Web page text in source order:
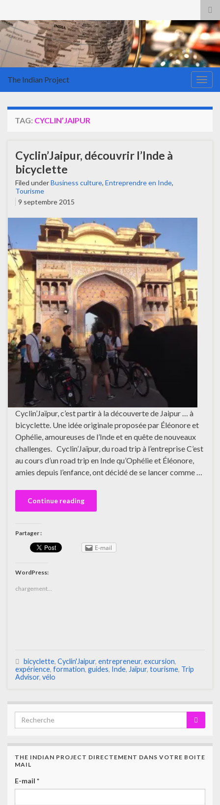
The Indian Project
TAG: CYCLIN’JAIPUR
Cyclin’Jaipur, découvrir l’Inde à
bicyclette
Filed underBusiness culture, Entreprendre en Inde,
Tourisme
9 septembre 2015
Cyclin’Jaïpur, c’est partir à la découverte de Jaipur … à
bicyclette. Une idée originale proposée par Éléonore et
Ophélie, amoureuses de l’Inde et en quête de nouveaux
challenges. Cyclin’Jaïpur, du road trip à l’entreprise C’est
au cours d’un road trip en Inde qu’Ophélie et Éléonore,
amies depuis l’enfance, ont décidé de se lancer comme …
Continue reading
Partager :
E-mail
WordPress:
chargement…
bicyclette, Cyclin'Jaipur, entrepreneur, excursion,
expérience, formation, guides, Inde, Jaïpur, tourisme, Trip
Advisor, vélo
THE INDIAN PROJECT DIRECTEMENT DANS VOTRE BOITE
MAIL
E-mail *